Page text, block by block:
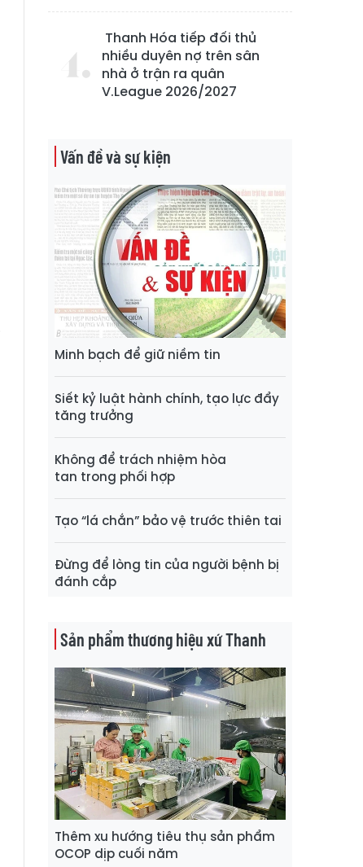
Thanh Hóa tiếp đối thủ
nhiều duyên nợ trên sân
nhà ở trận ra quân
V.League 2026/2027
Vấn đề và sự kiện
Minh bạch để giữ niềm tin
Siết kỷ luật hành chính, tạo lực đẩy
tăng trưởng
Không để trách nhiệm hòa
tan trong phối hợp
Tạo “lá chắn” bảo vệ trước thiên tai
Đừng để lòng tin của người bệnh bị
đánh cắp
Sản phẩm thương hiệu xứ Thanh
Thêm xu hướng tiêu thụ sản phẩm
OCOP dịp cuối năm